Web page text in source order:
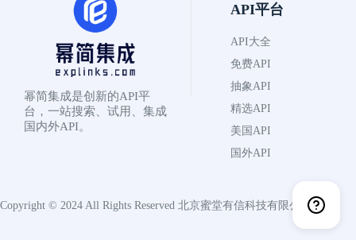
幂简集成是创新的API平
台，一站搜索、试用、集成
国内外API。
API平台
API大全
免费API
抽象API
精选API
美国API
国外API
Copyright © 2024 All Rights Reserved 北京蜜堂有信科技有限公司